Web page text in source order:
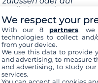
Nils, kann das Boot
m von einem
da
verfügen
enthalten sind, sind
We respect your
With our 8 partners, we
technologies to collect
from your device.
We use this data to provide
and advertising, to measure
and advertising, to study
services.
You can accept all cookies